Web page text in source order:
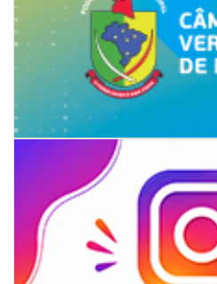
07/08/2026 | 07:00
Itapema se destaca no IDEB e
BALNEÁRIO PIÇARRAS